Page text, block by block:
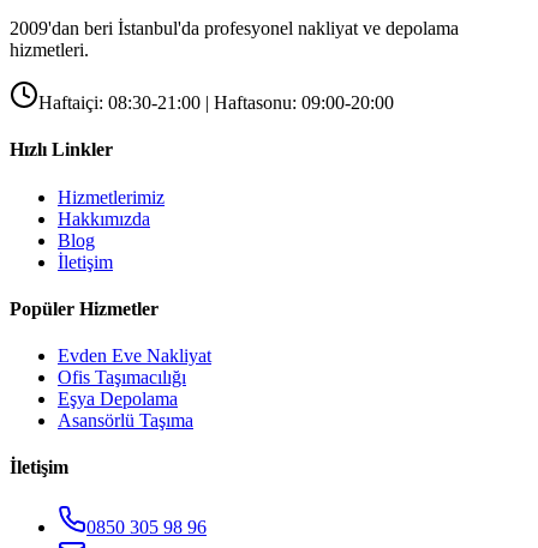
2009'dan beri İstanbul'da profesyonel nakliyat ve depolama
hizmetleri.
Haftaiçi: 08:30-21:00 | Haftasonu: 09:00-20:00
Hızlı Linkler
Hizmetlerimiz
Hakkımızda
Blog
İletişim
Popüler Hizmetler
Evden Eve Nakliyat
Ofis Taşımacılığı
Eşya Depolama
Asansörlü Taşıma
İletişim
0850 305 98 96